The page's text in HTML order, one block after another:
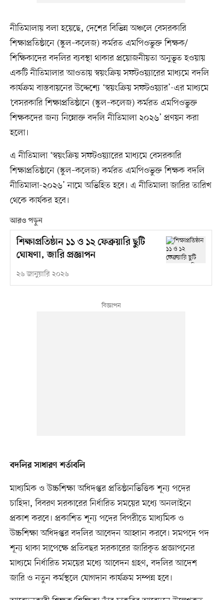
নীতিমালায় বলা হয়েছে, দেশের বিভিন্ন অঞ্চলে বেসরকারি
শিক্ষাপ্রতিষ্ঠানে (স্কুল–কলেজ) কর্মরত এমপিওভুক্ত শিক্ষক/
শিক্ষিকাদের বদলির ব্যবস্থা থাকার প্রয়োজনীয়তা অনুভূত হওয়ায়
একটি নীতিমালার আওতায় স্বয়ংক্রিয় সফটওয়্যারের মাধ্যমে বদলি
কার্যক্রম বাস্তবায়নের উদ্দেশ্যে ‘স্বয়ংক্রিয় সফটওয়্যার’-এর মাধ্যমে
‘বেসরকারি শিক্ষাপ্রতিষ্ঠানে (স্কুল–কলেজ) কর্মরত এমপিওভুক্ত
শিক্ষকদের জন্য নিম্নোক্ত বদলি নীতিমালা ২০২৬’ প্রণয়ন করা
হলো।
এ নীতিমালা ‘স্বয়ংক্রিয় সফটওয়্যারের মাধ্যমে বেসরকারি
শিক্ষাপ্রতিষ্ঠানে (স্কুল–কলেজ) কর্মরত এমপিওভুক্ত শিক্ষক বদলি
নীতিমালা-২০২৬’ নামে অভিহিত হবে। এ নীতিমালা জারির তারিখ
থেকে কার্যকর হবে।
আরও পড়ুন
শিক্ষাপ্রতিষ্ঠান ১১ ও ১২ ফেব্রুয়ারি ছুটি
ঘোষণা, জারি প্রজ্ঞাপন
২৬ জানুয়ারি ২০২৬
বদলির সাধারণ শর্তাবলি
মাধ্যমিক ও উচ্চশিক্ষা অধিদপ্তর প্রতিষ্ঠানভিত্তিক শূন্য পদের
চাহিদা, বিবরণ সরকারের নির্ধারিত সময়ের মধ্যে অনলাইনে
প্রকাশ করবে। প্রকাশিত শূন্য পদের বিপরীতে মাধ্যমিক ও
উচ্চশিক্ষা অধিদপ্তর বদলির আবেদন আহ্বান করবে। সমপদে পদ
শূন্য থাকা সাপেক্ষে প্রতিবছর সরকারের জারিকৃত প্রজ্ঞাপনের
মাধ্যমে নির্ধারিত সময়ের মধ্যে আবেদন গ্রহণ, বদলির আদেশ
জারি ও নতুন কর্মস্থলে যোগদান কার্যক্রম সম্পন্ন হবে।